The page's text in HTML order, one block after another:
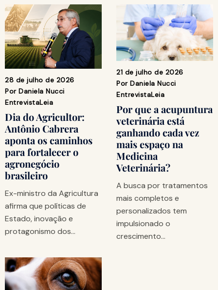
28 de julho de 2026
Por Daniela Nucci
EntrevistaLeia
Dia do Agricultor:
Antônio Cabrera
aponta os caminhos
para fortalecer o
agronegócio
brasileiro
Ex-ministro da Agricultura
afirma que políticas de
Estado, inovação e
protagonismo dos…
21 de julho de 2026
Por Daniela Nucci
EntrevistaLeia
Por que a acupuntura
veterinária está
ganhando cada vez
mais espaço na
Medicina
Veterinária?
A busca por tratamentos
mais completos e
personalizados tem
impulsionado o
crescimento…